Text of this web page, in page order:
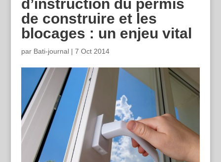
d’instruction du permis
de construire et les
blocages : un enjeu vital
par Bati-journal| 7 Oct 2014